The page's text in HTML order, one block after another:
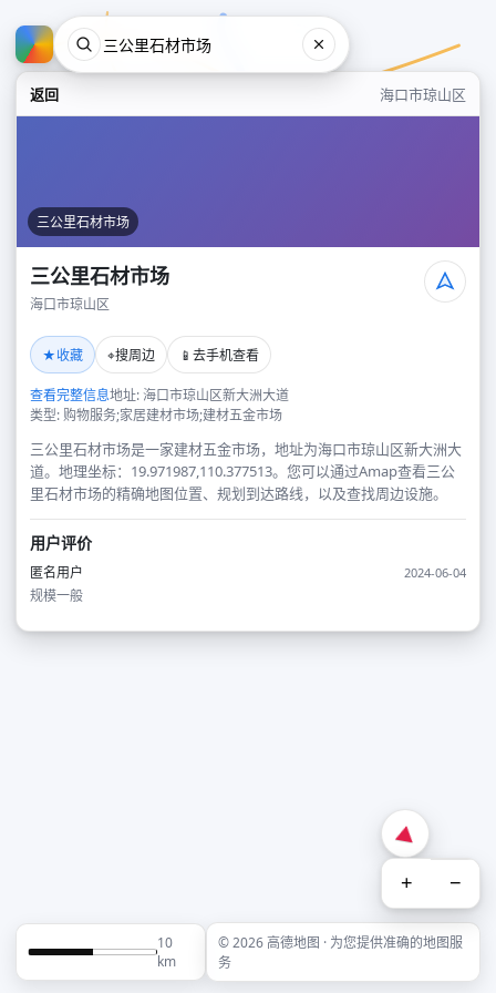
返回 海口市琼山区
三公里石材市场
三公里石材市场
海口市琼山区
★收藏 ⌖搜周边 📱 去手机查看
查看完整信息地址: 海口市琼山区新大洲大道
类型: 购物服务;家居建材市场;建材五金市场
三公里石材市场是一家建材五金市场，地址为海口市琼山区新大洲大
道。地理坐标：19.971987,110.377513。您可以通过Amap查看三公
里石材市场的精确地图位置、规划到达路线，以及查找周边设施。
用户评价
匿名用户 2024-06-04
规模一般
+ −
10
km
© 2026 高德地图 · 为您提供准确的地图服
务